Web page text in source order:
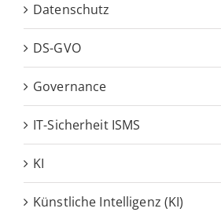
Datenschutz
DS-GVO
Governance
IT-Sicherheit ISMS
KI
Künstliche Intelligenz (KI)